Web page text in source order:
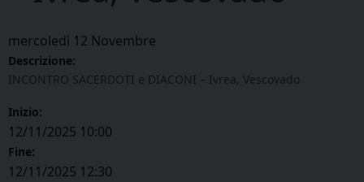
mercoledì 12 Novembre
Descrizione:
INCONTRO SACERDOTI e DIACONI – Ivrea, Vescovado
Inizio:
12/11/2025 10:00
Fine:
12/11/2025 12:30